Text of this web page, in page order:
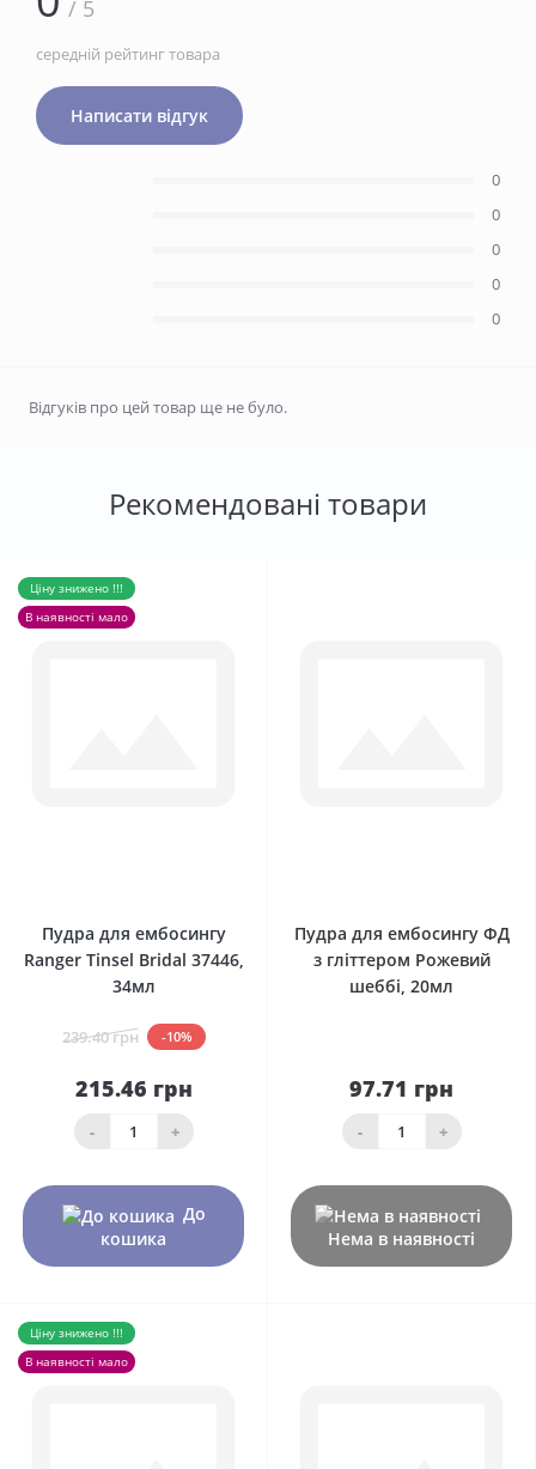
/ 5
середній рейтинг товара
Написати відгук
0
0
0
0
0
Відгуків про цей товар ще не було.
Рекомендовані товари
Ціну знижено !!!
В наявності мало
Пудра для ембосингу
Ranger Tinsel Bridal 37446,
34мл
239.40 грн -10%
215.46 грн
- +
До
кошика
Пудра для ембосингу ФД
з гліттером Рожевий
шеббі, 20мл
97.71 грн
- +
Нема в наявності
Ціну знижено !!!
В наявності мало